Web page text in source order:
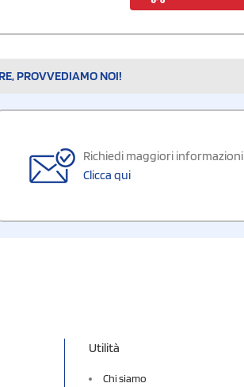
PROVVEDIAMO NOI!
Richiedi maggiori informazioni
Clicca qui
Utilità
Chi siamo